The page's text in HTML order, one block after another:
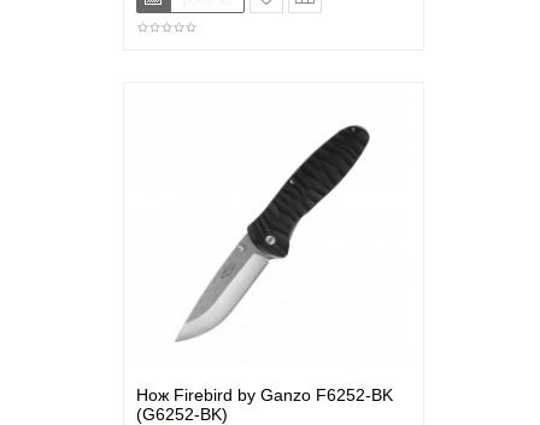
Нож Firebird by Ganzo F6252-BK
(G6252-BK)